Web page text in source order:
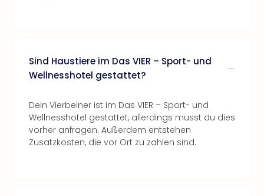
Sind Haustiere im Das VIER – Sport- und
Wellnesshotel gestattet?
Dein Vierbeiner ist im Das VIER – Sport- und
Wellnesshotel gestattet, allerdings musst du dies
vorher anfragen. Außerdem entstehen
Zusatzkosten, die vor Ort zu zahlen sind.